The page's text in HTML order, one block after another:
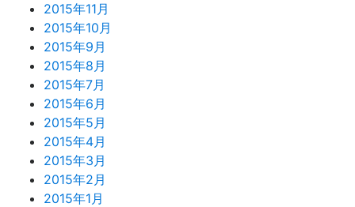
2015年11月
2015年10月
2015年9月
2015年8月
2015年7月
2015年6月
2015年5月
2015年4月
2015年3月
2015年2月
2015年1月